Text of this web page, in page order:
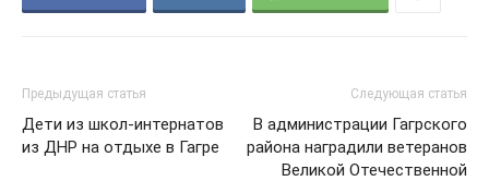
Предыдущая статья
Дети из школ-интернатов
из ДНР на отдыхе в Гагре
Следующая статья
В администрации Гагрского
района наградили ветеранов
Великой Отечественной